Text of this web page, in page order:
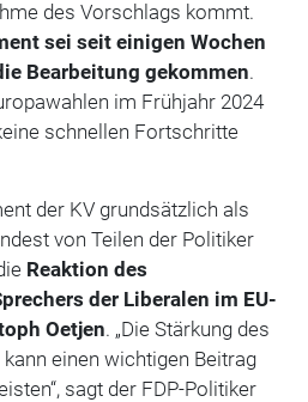
des Vorschlags kommt.
sei seit einigen Wochen
Bearbeitung gekommen.
im Frühjahr 2024
schnellen Fortschritte
der KV grundsätzlich als
von Teilen der Politiker
Reaktion des
der Liberalen im EU-
Oetjen. „Die Stärkung des
einen wichtigen Beitrag
sagt der FDP-Politiker